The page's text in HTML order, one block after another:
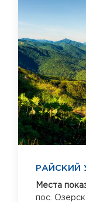
РАЙСКИЙ
Места
пос.